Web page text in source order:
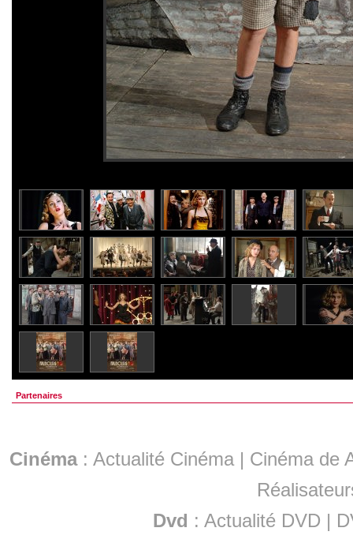
Partenaires
Cinéma: Actualité Cinéma | Cinéma de
Dvd : Actualité DVD |